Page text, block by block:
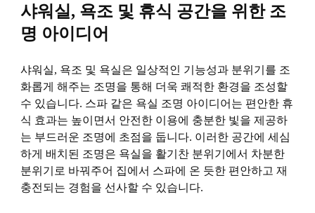
샤워실, 욕조 및 휴식 공간을 위한 조
명 아이디어
샤워실, 욕조 및 욕실은 일상적인 기능성과 분위기를 조
화롭게 해주는 조명을 통해 더욱 쾌적한 환경을 조성할
수 있습니다. 스파 같은 욕실 조명 아이디어는 편안한 휴
식 효과는 높이면서 안전한 이용에 충분한 빛을 제공하
는 부드러운 조명에 초점을 둡니다. 이러한 공간에 세심
하게 배치된 조명은 욕실을 활기찬 분위기에서 차분한
분위기로 바꿔주어 집에서 스파에 온 듯한 편안하고 재
충전되는 경험을 선사할 수 있습니다.